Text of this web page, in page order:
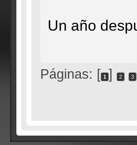
Un año
Páginas: [ 1 ] 2 3